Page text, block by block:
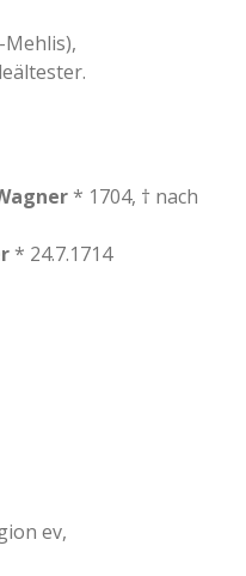
Mehlis),
* 1704, † nach
* 24.7.1714
ev,